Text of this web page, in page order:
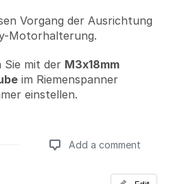
Vorgang der Ausrichtung
Motorhalterung.
Sie mit der M3x18mm
im Riemenspanner
einstellen.
Add a comment